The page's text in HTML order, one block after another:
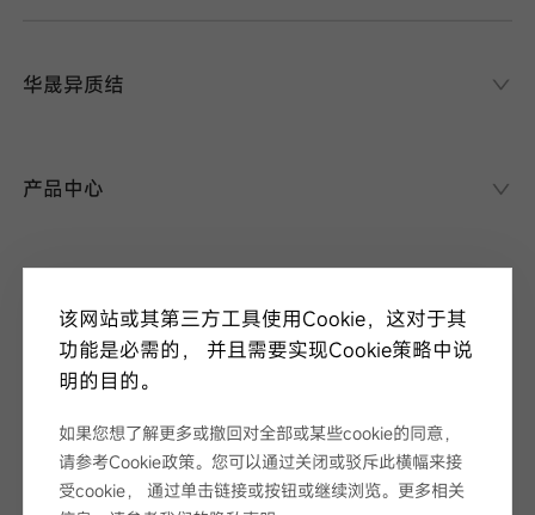
华晟异质结
产品中心
异质结组件
项目案例
走进华晟
研发实力
华晟荣誉
视频
新闻中心
新闻资讯
展会论坛
招标公告
服务支持
该网站或其第三方工具使用Cookie，这对于其
功能是必需的， 并且需要实现Cookie策略中说
明的目的。
如果您想了解更多或撤回对全部或某些cookie的同意，
请参考Cookie政策。您可以通过关闭或驳斥此横幅来接
受cookie， 通过单击链接或按钮或继续浏览。更多相关